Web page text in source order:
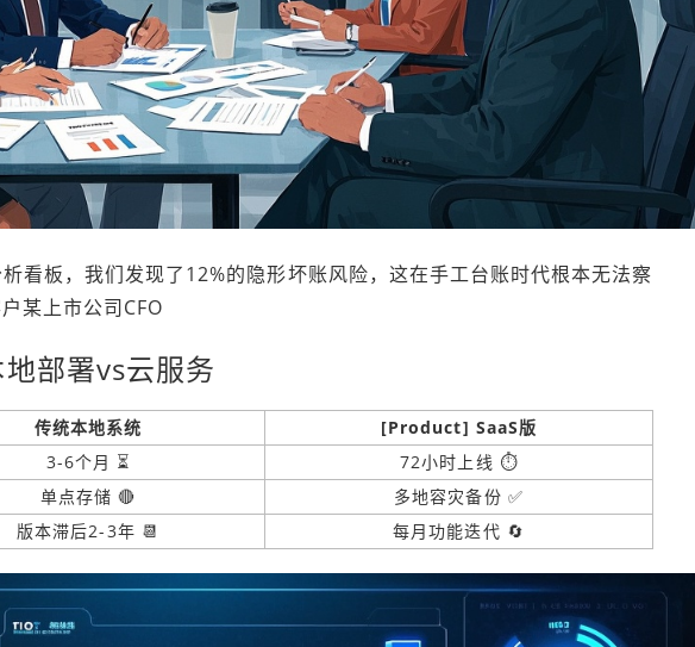
看板，我们发现了12%的隐形坏账风险，这在手工台账时代根本无法察
上市公司CFO
部署vs云服务
传统本地系统
[Product] SaaS版
3-6个月 ⏳
72小时上线 ⏱️
单点存储 🔴
多地容灾备份 ✅
版本滞后2-3年 📆 每月功能迭代 🔄